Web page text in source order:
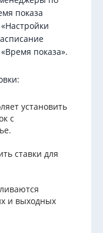
показа
показа».
установить
с
ставки для
и выходных